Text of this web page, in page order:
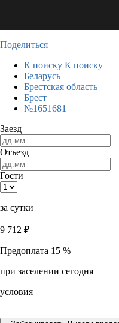
Поделиться
К поиску К поиску
Беларусь
Брестская область
Брест
№1651681
Заезд
Отъезд
Гости
за сутки
9 712 ₽
Предоплата 15 %
при заселении сегодня
условия